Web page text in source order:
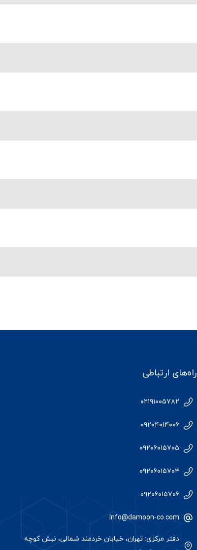
راه‌های ارتباطی
۰۲۱۹۱۰۰۵۷۸۲
۰۹۲۰۴۰۱۴۰۰۶
۰۹۲۰۶۰۱۵۷۰۵
۰۹۲۰۶۰۱۵۷۰۴
۰۹۲۰۶۰۱۵۷۰۶
Info@damoon-co.com
دفتر مرکزی: تهران، خیابان خردمند شمالی، نبش کوچه